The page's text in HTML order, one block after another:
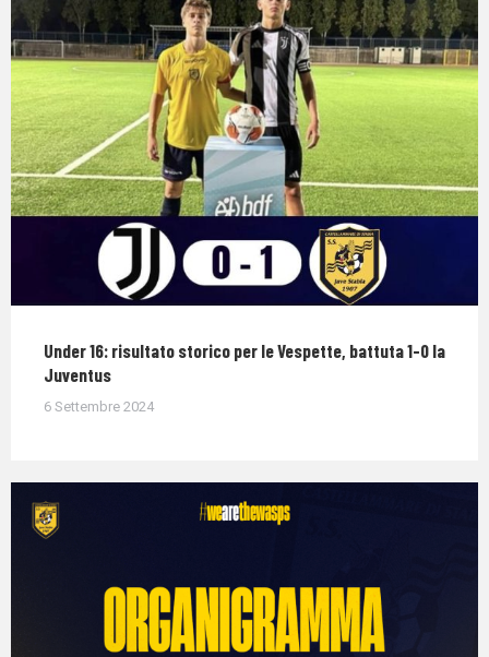
Under 16: risultato storico per le Vespette, battuta 1-0 la
Juventus
6 Settembre 2024